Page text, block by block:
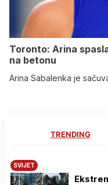
Toronto: Arina
na betonu
Arina Sabalenka je
TRENDING
SVIJET